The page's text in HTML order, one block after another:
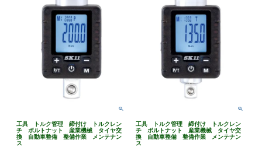
工具 トルク管理 締付け トルクレン
チ ボルトナット 産業機械 タイヤ交
換 自動車整備 整備作業 メンテナン
ス
工具 トルク管理 締付け トルクレン
チ ボルトナット 産業機械 タイヤ交
換 自動車整備 整備作業 メンテナン
ス